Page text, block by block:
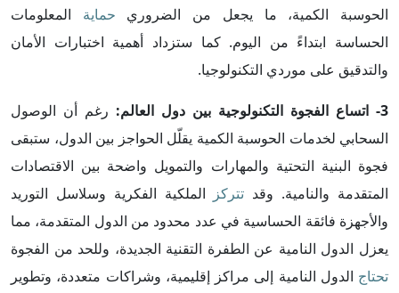
الحوسبة الكمية، ما يجعل من الضروري حماية المعلومات
الحساسة ابتداءً من اليوم. كما ستزداد أهمية اختبارات الأمان
والتدقيق على موردي التكنولوجيا.
3- اتساع الفجوة التكنولوجية بين دول العالم:
رغم أن الوصول
السحابي لخدمات الحوسبة الكمية يقلّل الحواجز بين الدول، ستبقى
فجوة البنية التحتية والمهارات والتمويل واضحة بين الاقتصادات
المتقدمة والنامية. وقد تتركز
الملكية الفكرية وسلاسل التوريد
والأجهزة فائقة الحساسية في عدد محدود من الدول المتقدمة، مما
يعزل الدول النامية عن الطفرة التقنية الجديدة، وللحد من الفجوة
تحتاج الدول النامية إلى مراكز إقليمية، وشراكات متعددة، وتطوير